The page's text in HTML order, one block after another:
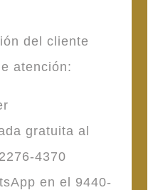
del cliente
atención:
gratuita al
4370
en el 9440-